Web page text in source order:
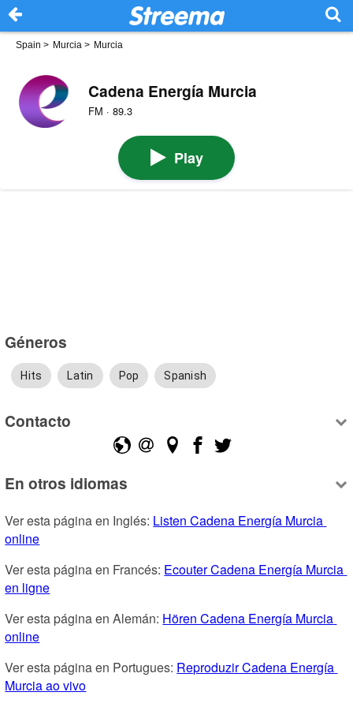
Spain > Murcia > Murcia
Cadena Energía Murcia
FM · 89.3
Play
Géneros
Hits Latin Pop Spanish
Contacto
En otros idiomas
Ver esta página en Inglés: Listen Cadena Energía Murcia
online
Ver esta página en Francés: Ecouter Cadena Energía Murcia
en ligne
Ver esta página en Alemán: Hören Cadena Energía Murcia
online
Ver esta página en Portugues: Reproduzir Cadena Energía
Murcia ao vivo